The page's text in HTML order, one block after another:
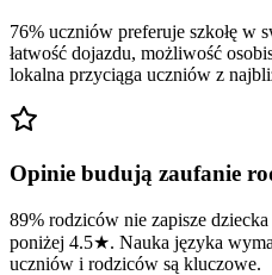
76% uczniów preferuje szkołę w
łatwość dojazdu, możliwość
lokalna przyciąga uczniów z
Opinie budują zaufanie
89% rodziców nie zapisze
poniżej 4.5★. Nauka języka
uczniów i rodziców są kluczowe.